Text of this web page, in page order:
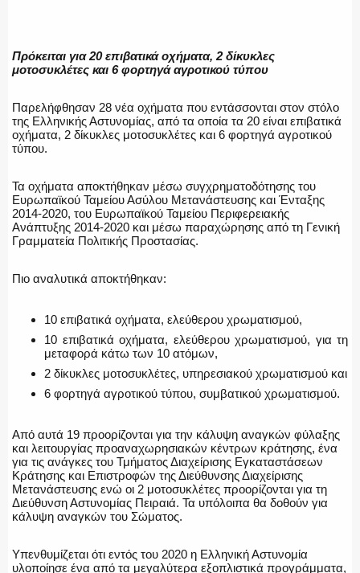
ΠΥΡΟΣΒΕΣΤΙΚΗ
ΛΙΜΕΝΙΚΟ
ΑΣΤΥΝΟΜΙΚΟ ΡΕΠΟΡΤΑΖ
Η ΦΩΝΗ ΣΟΥ
Πρόκειται για 20 επιβατικά οχήματα, 2 δίκυκλες
μοτοσυκλέτες και 6 φορτηγά αγροτικού τύπου
Παρελήφθησαν 28 νέα οχήματα που εντάσσονται στον στόλο
της Ελληνικής Αστυνομίας, από τα οποία τα 20 είναι επιβατικά
οχήματα, 2 δίκυκλες μοτοσυκλέτες και 6 φορτηγά αγροτικού
τύπου.
Τα οχήματα αποκτήθηκαν μέσω συγχρηματοδότησης του
Ευρωπαϊκού Ταμείου Ασύλου Μετανάστευσης και Ένταξης
2014-2020, του Ευρωπαϊκού Ταμείου Περιφερειακής
Ανάπτυξης 2014-2020 και μέσω παραχώρησης από τη Γενική
Γραμματεία Πολιτικής Προστασίας.
Πιο αναλυτικά αποκτήθηκαν:
10 επιβατικά οχήματα, ελεύθερου χρωματισμού,
10 επιβατικά οχήματα, ελεύθερου χρωματισμού, για τη
μεταφορά κάτω των 10 ατόμων,
2 δίκυκλες μοτοσυκλέτες, υπηρεσιακού χρωματισμού και
6 φορτηγά αγροτικού τύπου, συμβατικού χρωματισμού.
Από αυτά 19 προορίζονται για την κάλυψη αναγκών φύλαξης
και λειτουργίας προαναχωρησιακών κέντρων κράτησης, ένα
για τις ανάγκες του Τμήματος Διαχείρισης Εγκαταστάσεων
Κράτησης και Επιστροφών της Διεύθυνσης Διαχείρισης
Μετανάστευσης ενώ οι 2 μοτοσυκλέτες προορίζονται για τη
Διεύθυνση Αστυνομίας Πειραιά. Τα υπόλοιπα θα δοθούν για
κάλυψη αναγκών του Σώματος.
Υπενθυμίζεται ότι εντός του 2020 η Ελληνική Αστυνομία
υλοποίησε ένα από τα μεγαλύτερα εξοπλιστικά προγράμματα,